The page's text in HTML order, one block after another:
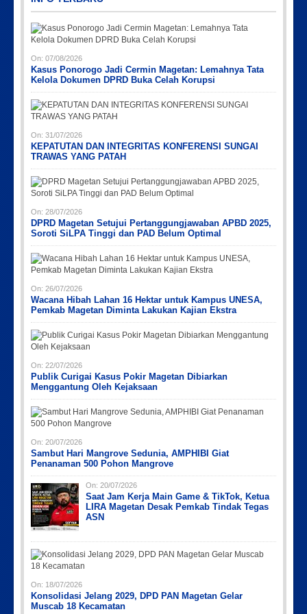
Picsart_23-04-10_00-36-15-097
Picsart_23-04-12_11-55-35-604
Picsart_23-04-12_12-24-51-034
Picsart_23-04-02_13-27-26-448
IMG-20191006-WA0043
On: 07/08/2026
Kasus Ponorogo Jadi Cermin Magetan: Lemahnya Tata
Kelola Dokumen DPRD Buka Celah Korupsi
On: 31/07/2026
KEPATUTAN DAN INTEGRITAS KONFERENSI SUNGAI
TRAWAS YANG PATAH
On: 28/07/2026
DPRD Magetan Setujui Pertanggungjawaban APBD 2025,
Soroti SiLPA Tinggi dan PAD Belum Optimal
On: 26/07/2026
Wacana Hibah Lahan 16 Hektar untuk Kampus UNESA,
Pemkab Magetan Diminta Lakukan Kajian Ekstra
On: 22/07/2026
Publik Curigai Kasus Pokir Magetan Dibiarkan
Menggantung Oleh Kejaksaan
On: 20/07/2026
Sambut Hari Mangrove Sedunia, AMPHIBI Giat
Penanaman 500 Pohon Mangrove
On: 20/07/2026
Saat Jam Kerja Main Game & TikTok, Ketua
LIRA Magetan Desak Pemkab Tindak Tegas
ASN
On: 18/07/2026
Konsolidasi Jelang 2029, DPD PAN Magetan Gelar
Muscab 18 Kecamatan